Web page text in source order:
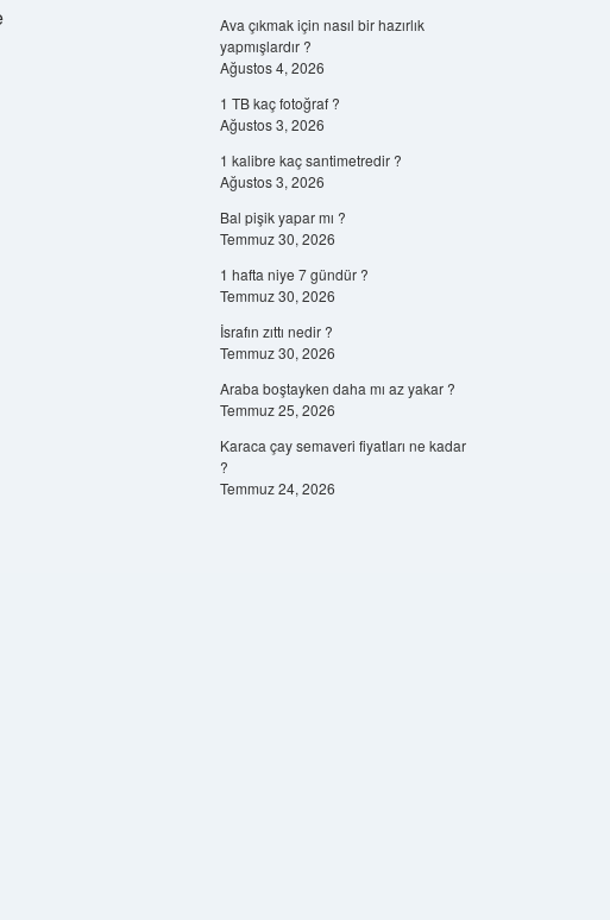
Ava çıkmak için nasıl bir hazırlık
yapmışlardır ?
Ağustos 4, 2026
1 TB kaç fotoğraf ?
Ağustos 3, 2026
1 kalibre kaç santimetredir ?
Ağustos 3, 2026
Bal pişik yapar mı ?
Temmuz 30, 2026
1 hafta niye 7 gündür ?
Temmuz 30, 2026
İsrafın zıttı nedir ?
Temmuz 30, 2026
Araba boştayken daha mı az yakar ?
Temmuz 25, 2026
Karaca çay semaveri fiyatları ne kadar
?
Temmuz 24, 2026